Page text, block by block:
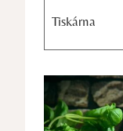
Tiskárna